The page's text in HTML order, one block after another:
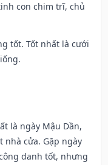
con chim trĩ, chủ
tốt. Tốt nhất là cưới
là ngày Mậu Dần,
nhà cửa. Gặp ngày
danh tốt, nhưng